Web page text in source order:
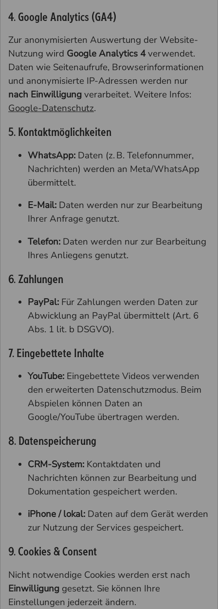
4. Google Analytics (GA4)
Zur anonymisierten Auswertung der Website-
Nutzung wird Google Analytics 4verwendet.
Daten wie Seitenaufrufe, Browserinformationen
und anonymisierte IP-Adressen werden nur
nach Einwilligungverarbeitet. Weitere Infos:
Google-Datenschutz.
5. Kontaktmöglichkeiten
WhatsApp: Daten (z. B. Telefonnummer,
Nachrichten) werden an Meta/WhatsApp
übermittelt.
E-Mail: Daten werden nur zur Bearbeitung
Ihrer Anfrage genutzt.
Telefon: Daten werden nur zur Bearbeitung
Ihres Anliegens genutzt.
6. Zahlungen
PayPal: Für Zahlungen werden Daten zur
Abwicklung an PayPal übermittelt (Art. 6
Abs. 1 lit. b DSGVO).
7. Eingebettete Inhalte
YouTube: Eingebettete Videos verwenden
den erweiterten Datenschutzmodus. Beim
Abspielen können Daten an
Google/YouTube übertragen werden.
8. Datenspeicherung
CRM-System: Kontaktdaten und
Nachrichten können zur Bearbeitung und
Dokumentation gespeichert werden.
iPhone / lokal: Daten auf dem Gerät werden
zur Nutzung der Services gespeichert.
9. Cookies & Consent
Nicht notwendige Cookies werden erst nach
Einwilligung gesetzt. Sie können Ihre
Einstellungen jederzeit ändern.